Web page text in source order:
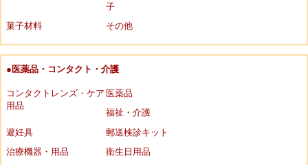
子
菓子材料
その他
●医薬品・コンタクト・介護
コンタクトレンズ・ケア
用品
医薬品
福祉・介護
避妊具
郵送検診キット
治療機器・用品
衛生日用品